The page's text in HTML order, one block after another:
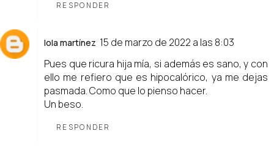
RESPONDER
lola martínez 15 de marzo de 2022 a las 8:03
Pues que ricura hija mía, si además es sano, y con
ello me refiero que es hipocalórico, ya me dejas
pasmada. Como que lo pienso hacer.
Un beso.
RESPONDER